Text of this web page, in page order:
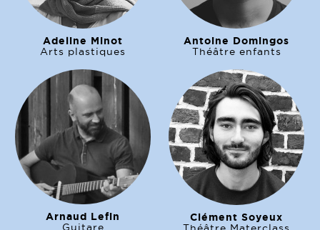
Adeline Minot
Arts plastiques
Antoine Domingos
Théâtre enfants
Arnaud Lefin
Guitare
Clément Soyeux